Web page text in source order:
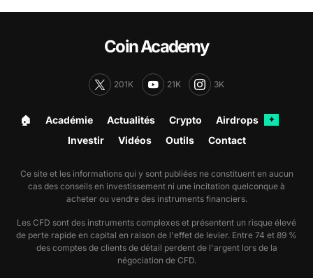
Coin Academy
201K 21K 3K
🏠︎ Académie Actualités Crypto Airdrops ✦
Investir Vidéos Outils Contact
Ce site et les informations qui y sont publiées ne constituent en aucun
cas des conseils en investissement ni une incitation quelconque à
acheter ou vendre des instruments financiers.
Les CFD sont des instruments complexes et présentent un risque élevé
de perte rapide en capital en raison de l'effet de levier. Entre 74 et 89 %
des comptes de clients de détail perdent de l'argent lors de la
négociation de CFD.